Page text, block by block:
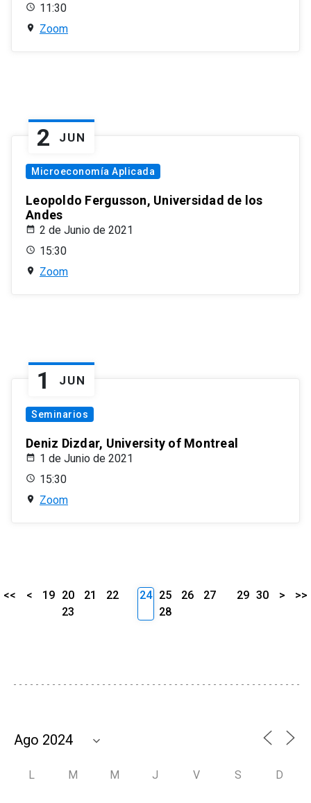
11:30
Zoom
2 JUN
Microeconomía Aplicada
Leopoldo Fergusson, Universidad de los
Andes
2 de Junio de 2021
15:30
Zoom
1 JUN
Seminarios
Deniz Dizdar, University of Montreal
1 de Junio de 2021
15:30
Zoom
<< < 19 20 21
22
23
24 25 26
27
28
29 30 > >>
L M M J V S D